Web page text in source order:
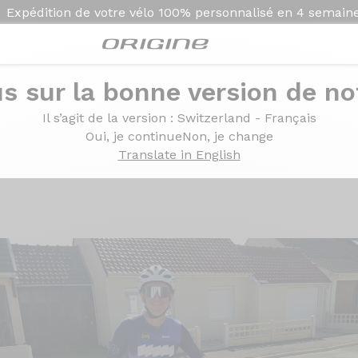
Expédition de votre vélo 100% personnalisé en 4
sur la bonne version de
Il s’agit de la version : Switzerland - Français
Oui, je continueNon, je change
Translate in English
105 Di2 12v - Prymahl Orion C35 Pro
Shimano 105 Di2 12v -